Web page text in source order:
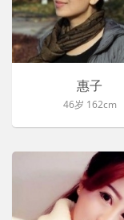
惠子
46岁 162cm